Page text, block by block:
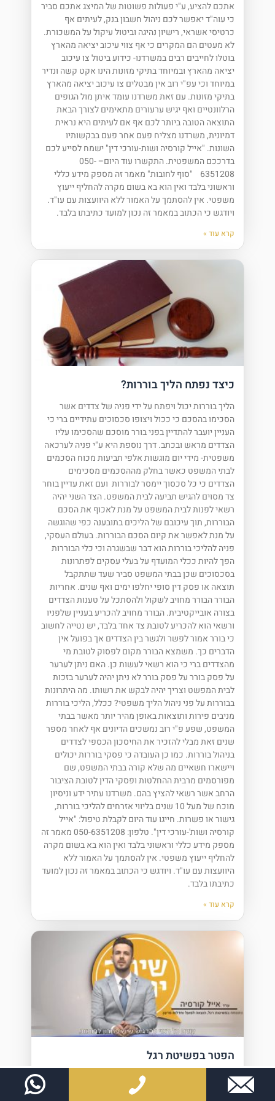
אתכם להציע, ע"י פעולות פשוטות של המיצג אתכם סביר
כי עוה"ד יאפשר לכם ניהול חשבון בנק, לעיתים אף
כרטיסי אשראי, רישיון נהיגה וביטול עיקול על המשכורת.
לא מעטים הם המקרים כי אף צווי עיכוב יציאה מהארץ
בוטלו לחייבים רבים במשרדנו- כידוע ביטול צו עיכוב
יציאה מהארץ ובמיוחד בתיקי מזונות הינו אקט קשה ונדיר
במיוחד וכי עפ"י רוב אין מבטלים צו עיכוב יציאה מהארץ
בתיקי מזונות. עם זאת משרדנו עומד איתן מול הגופים
הרלוונטיים ואף יגיש ערעורים מתאימים לצורך הבאת
התוצאה הטובה ביותר לכם אף אם לעיתים היא נראית
דמיונית, משרדנו מצליח פעם אחר פעם בבקשותיו
השונות. "אייל קורסיה ושות-עורכי דין" ישמח לסייע לכם
בדרככם המשפטית. התקשרו עוד היום– 050-
6351208 "סוף לחובות" מאמר זה מספק מידע כללי
וראשוני בלבד ואין הוא בא בשום מקרה להחליף ייעוץ
משפטי. אין להסתמך על האמור ללא היוועצות עם עו"ד.
ויודגש כי הכתוב במאמר זה נכון למועד כתיבתו בלבד.
קרא עוד »
כיצד נפתח הליך בוררות?
הליך בוררות יכול ויפתח על ידי פניה של צדדים אשר
הסכימו בהסכם כי ככול ויצופו סכסוכים עתידיים ברי כי
העניין יועבר להתדיין בפני בורר מוסכם שהסכימו עליו
הצדדים מראש ובכתב. דרך נוספת היא ע"י פניה לערכאה
משפטית- מידי יום מוגשות אלפי תביעות מכוח הסכמים
לבתי המשפט כאשר בחלק מההסכמים מסכימים
הצדדים כי כל סכסוך יימסר לבוררות ועם זאת עדיין בוחר
צד מסוים להגיש תביעה לבית המשפט. הצד השני יהיה
רשאי לפנות לבית המשפט על מנת לאכוף את הסכם
הבוררות, תוך עיכובם של הליכים בתובענה כפי שהוגשה
על מנת לאפשר את קיום הסכם הבוררות. בעולם העסקי,
פניה להליכי בוררות הוא דבר שבשגרה וכי כלי הבוררות
הפך להיות ככלי המועדף על בעלי עסקים לפתרונות
בסכסוכים שכן בבתי המשפט סביר שעד שתתקבל
תוצאה או פסק דין סופי יחלפו ימים ואף שנים. אחריות
הבורר הבורר מחויב לשקול ולהסתכל על טענות הצדדים
בצורה אובייקטיבית. הבורר מחויב להכריע בעניין שלפניו
ורשאי הוא להכריע לטובת צד אחד בלבד, יש נטייה לחשוב
כי בורר אמור לפשר ולגשר בין הצדדים אך בפועל אין
הדברים כך. משמצא הבורר מקום לפסוק לטובת מי
מהצדדים ברי כי הוא רשאי לעשות כן. האם ניתן לערער
על פסק בורר על פסק בורר לא ניתן יהיה לערער בזכות
לבית המפשט וצריך יהיה לבקש את רשותו. מה היתרונות
בבוררות על פני ניהול הליך משפטי? ככלל, הליכי בוררות
מניבים פירות ותוצאות באופן מהיר יותר מאשר בבתי
המשפט, שפע פ"י רוב נמשכים הדיונים אף לאחר מספר
שנים זאת מבלי להזכיר את החיסכון הכספי לצדדים
בניהול בוררות. כמו כן העובדה כי פסקי בוררות יכולים
ויישארו חשאיים מה שלא קורה בבתי המשפט, שם
מפורסמים מרבית ההחלטות ופסקי הדין לטובת הציבור
הרחב אשר רשאי להציץ בהם. משרדנו עתיר ידע וניסיון
מוכח של מעל 10 שנים בליווי אזרחים להליכי בוררות,
גישור או פשרות. חייגו עוד היום לקבלת טיפול: "אייל
קורסיה ושות'-עורכי דין". טלפון: 050-6351208 מאמר זה
מספק מידע כללי וראשוני בלבד ואין הוא בא בשום מקרה
להחליף ייעוץ משפטי. אין להסתמך על האמור ללא
היוועצות עם עו"ד. ויודגש כי הכתוב במאמר זה נכון למועד
כתיבתו בלבד.
קרא עוד »
הפטר בפשיטת רגל
הפטר מיד לאחר הכרזה ביהמ"ש רשאי לקבוע מיד לאחר
הכרזת החייב כפושט רגל כי יינתן לחייב הפטר לחובותיו.